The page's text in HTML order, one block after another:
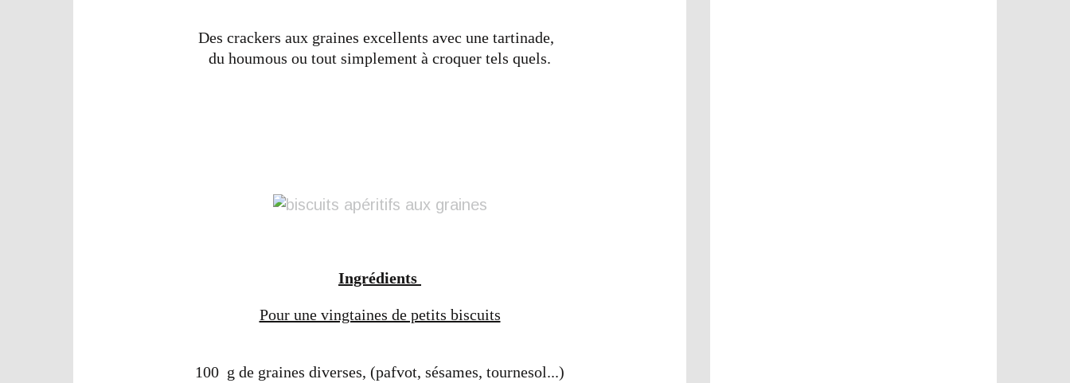
Des crackers aux graines excellents avec une tartinade,
du houmous ou tout simplement à croquer tels quels.
Ingrédients
Pour une vingtaines de petits biscuits
100 g de graines diverses, (pafvot, sésames, tournesol...)